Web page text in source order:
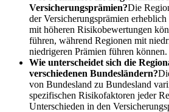
Versicherungsprämien?Die
der Versicherungsprämien
mit höheren Risikobewertungen
führen, während Regionen mit
niedrigeren Prämien führen können.
Wie unterscheidet sich die
verschiedenen Bundesländern?
von Bundesland zu Bundesland
spezifischen Risikofaktoren jeder
Unterschieden in den